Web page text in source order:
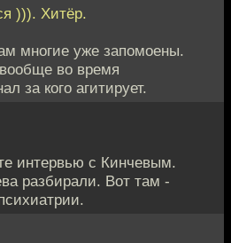
))). Хитёр.
многие уже запомоены.
во время
за кого агитирует.
интервью с Кинчевым.
разбирали. Вот там -